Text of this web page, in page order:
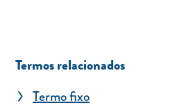
Termos relacionados
Termo fixo